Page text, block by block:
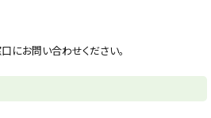
にお問い合わせください。